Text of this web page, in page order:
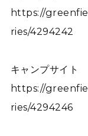
https://
ries/4294242
キャンプサイト
https://
ries/4294246